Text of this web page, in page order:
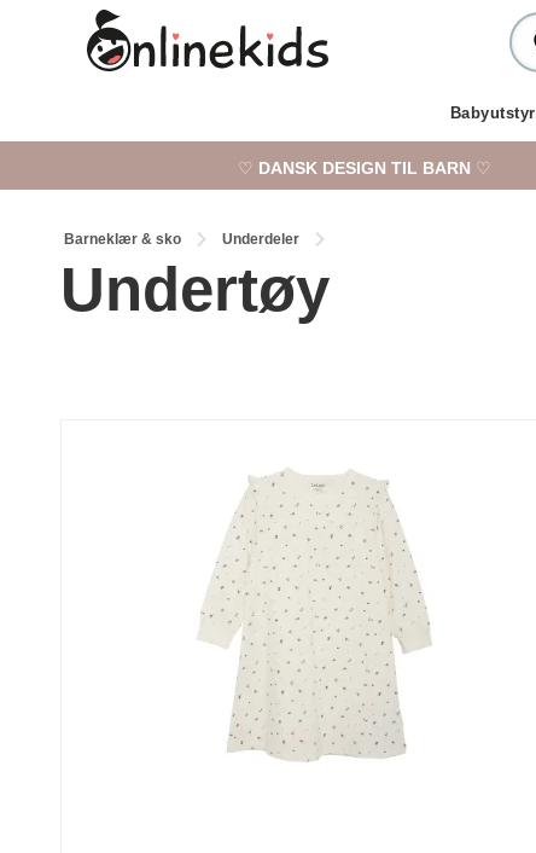
Babyutstyr
♡ DANSK DESIGN TIL BARN ♡
Barneklær & sko Underdeler
Undertøy